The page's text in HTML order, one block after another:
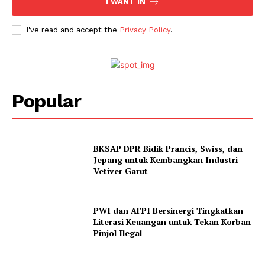
I've read and accept the Privacy Policy.
Popular
BKSAP DPR Bidik Prancis, Swiss, dan
Jepang untuk Kembangkan Industri
Vetiver Garut
PWI dan AFPI Bersinergi Tingkatkan
Literasi Keuangan untuk Tekan Korban
Pinjol Ilegal